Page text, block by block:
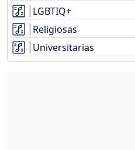
LGBTIQ+
Religiosas
Universitarias